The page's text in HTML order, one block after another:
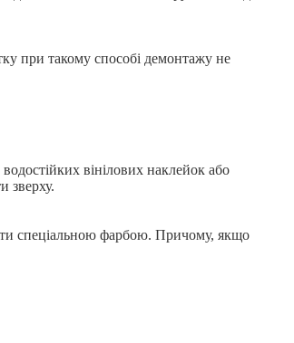
при такому способі демонтажу не
вінілових наклейок або
зверху.
спеціальною фарбою. Причому, якщо